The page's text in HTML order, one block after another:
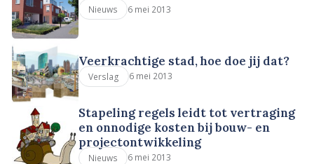
Nieuws 6 mei 2013
Veerkrachtige stad, hoe doe jij dat?
Verslag 6 mei 2013
Stapeling regels leidt tot vertraging
en onnodige kosten bij bouw- en
projectontwikkeling
Nieuws 6 mei 2013